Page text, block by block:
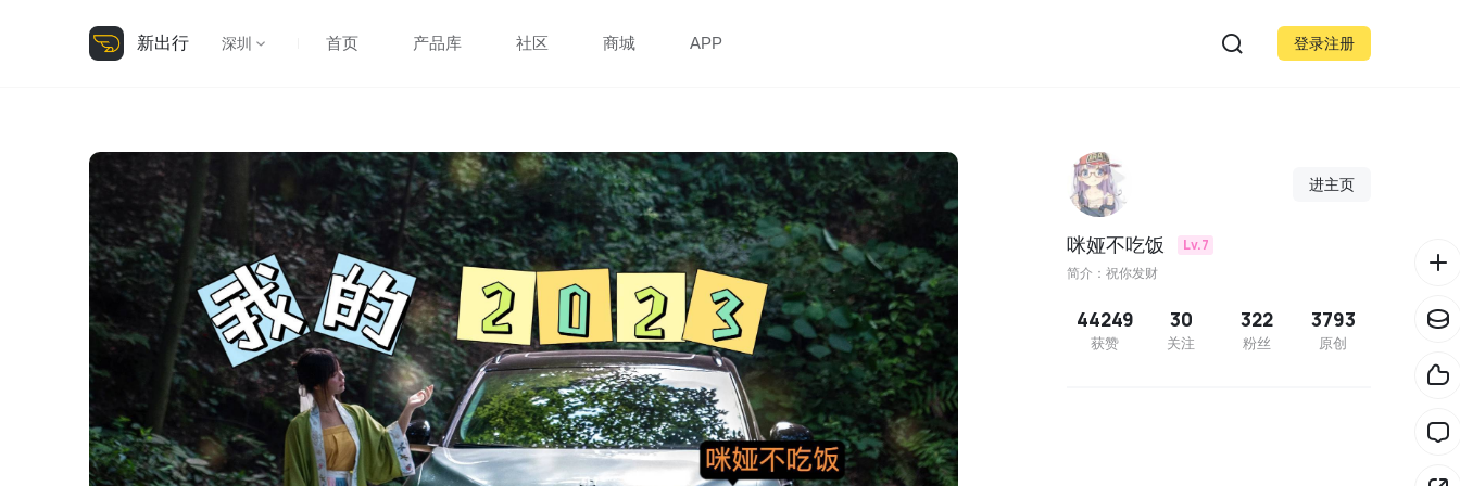
新出行 深圳 首页 产品库 社区 商城 APP 登录注册
进主页
咪娅不吃饭 Lv.7
简介：祝你发财
44249
获赞
30
关注
322
粉丝
3793
原创